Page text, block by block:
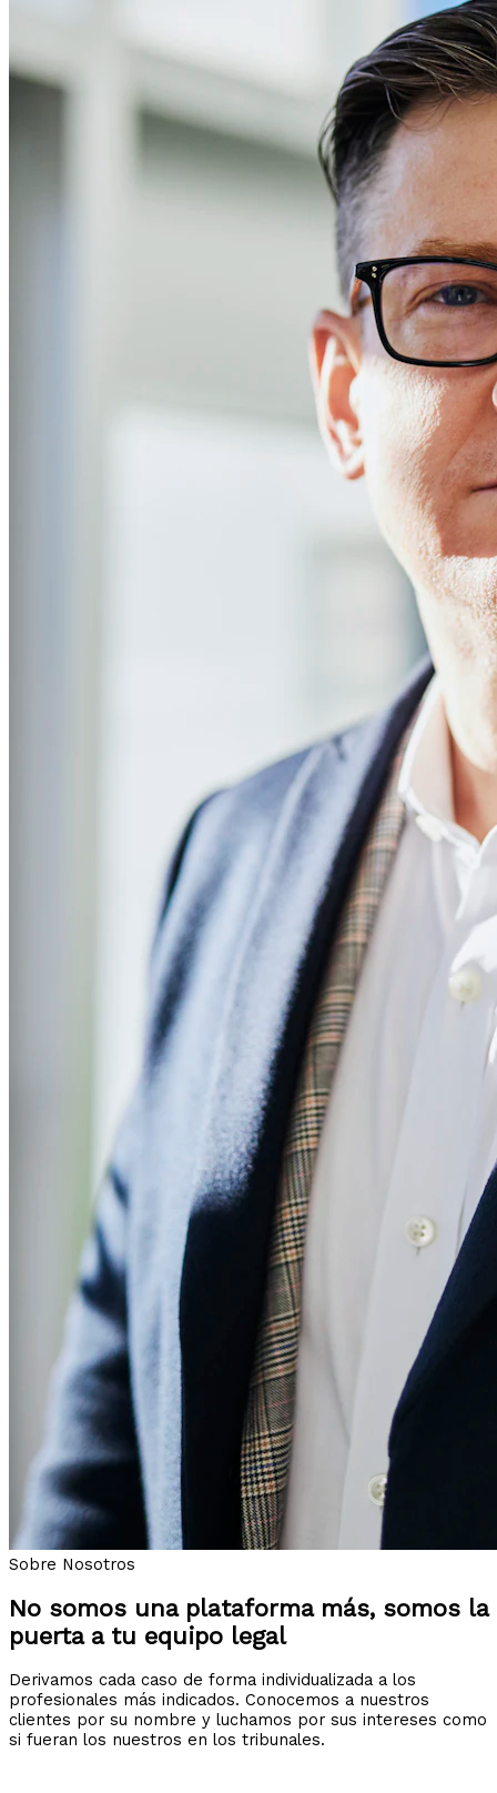
Sobre Nosotros
No somos una plataforma más, somos la
puerta a tu equipo legal
Derivamos cada caso de forma individualizada a los
profesionales más indicados. Conocemos a nuestros
clientes por su nombre y luchamos por sus intereses como
si fueran los nuestros en los tribunales.